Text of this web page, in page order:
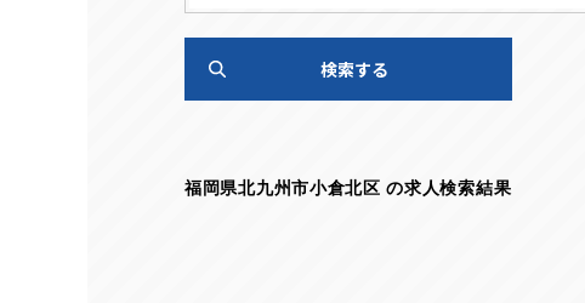
福岡県北九州市小倉北区 の求人検索結果